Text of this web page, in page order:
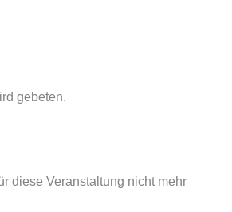
gebeten.
diese Veranstaltung nicht mehr